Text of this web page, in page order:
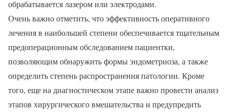
обрабатывается лазером или электродами.
Очень важно отметить, что эффективность оперативного
лечения в наибольшей степени обеспечивается тщательным
предоперационным обследованием пациентки,
позволяющим обнаружить формы эндометриоза, а также
определить степень распространения патологии. Кроме
того, еще на диагностическом этапе важно провести анализ
этапов хирургического вмешательства и предупредить